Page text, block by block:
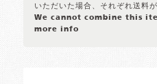
いただいた場合、それぞれ送料
We cannot combine this
more info